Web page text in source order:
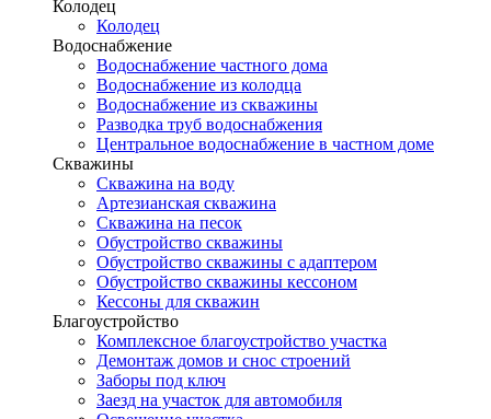
Колодец
Колодец
Водоснабжение
Водоснабжение частного дома
Водоснабжение из колодца
Водоснабжение из скважины
Разводка труб водоснабжения
Центральное водоснабжение в частном доме
Скважины
Скважина на воду
Артезианская скважина
Скважина на песок
Обустройство скважины
Обустройство скважины с адаптером
Обустройство скважины кессоном
Кессоны для скважин
Благоустройство
Комплексное благоустройство участка
Демонтаж домов и снос строений
Заборы под ключ
Заезд на участок для автомобиля